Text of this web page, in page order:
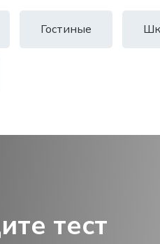
Гостиные
тест